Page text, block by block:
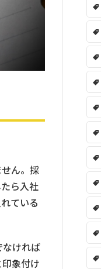
ん。採
ら入社
ている
ければ
象付け